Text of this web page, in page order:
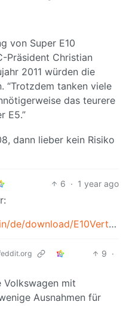
von Super E10
Präsident Christian
2011 würden die
“Trotzdem tanken viele
das teurere
E5.”
dann lieber kein Risiko
6 · 1 year ago
https://www.dat.de/fileadmin/de/download/E10Vertraeglichkeit.pdf
9 ·
Volkswagen mit
Ausnahmen für